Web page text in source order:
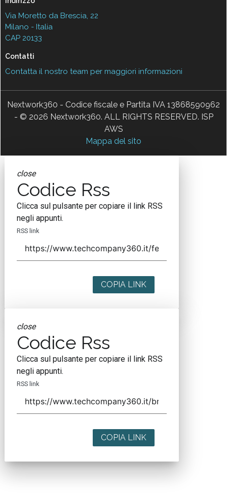
Via Moretto da Brescia, 22
Milano - Italia
CAP 20133
Contatti
Contatta il nostro team per maggiori informazioni
Nextwork360 - Codice fiscale e Partita IVA 13868590962
- © 2026 Nextwork360. ALL RIGHTS RESERVED. ISP
AWS
Mappa del sito
close
Codice Rss
Clicca sul pulsante per copiare il link RSS
negli appunti.
RSS link
COPIA LINK
close
Codice Rss
Clicca sul pulsante per copiare il link RSS
negli appunti.
RSS link
COPIA LINK